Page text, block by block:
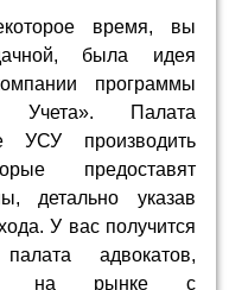
время, вы
была идея
программы
Учета». Палата
УСУ производить
предоставят
детально указав
У вас получится
адвокатов,
на рынке с